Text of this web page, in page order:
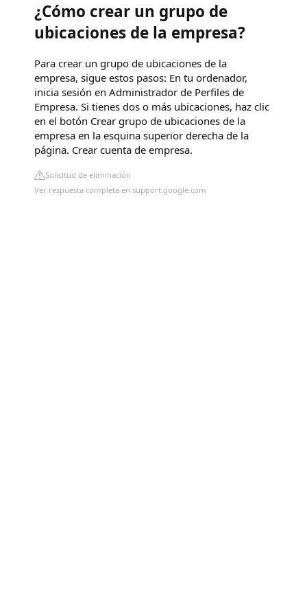
¿Cómo crear un grupo de
ubicaciones de la empresa?
Para crear un grupo de ubicaciones de la
empresa, sigue estos pasos: En tu ordenador,
inicia sesión en Administrador de Perfiles de
Empresa. Si tienes dos o más ubicaciones, haz clic
en el botón Crear grupo de ubicaciones de la
empresa en la esquina superior derecha de la
página. Crear cuenta de empresa.
Solicitud de eliminación
Ver respuesta completa en support.google.com